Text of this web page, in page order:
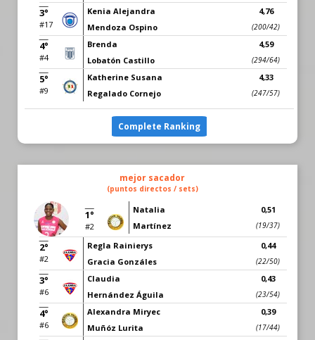
3°
#17
Kenia Alejandra
Mendoza Ospino
4,76
(200/42)
4°
#4
Brenda
Lobatón Castillo
4,59
(294/64)
5°
#9
Katherine Susana
Regalado Cornejo
4,33
(247/57)
Complete Ranking
mejor sacador
(puntos directos / sets)
1°
#2
Natalia
Martínez
0,51
(19/37)
2°
#2
Regla Rainierys
Gracia Gonzáles
0,44
(22/50)
3°
#6
Claudia
Hernández Águila
0,43
(23/54)
4°
#6
Alexandra Miryec
Muñóz Lurita
0,39
(17/44)